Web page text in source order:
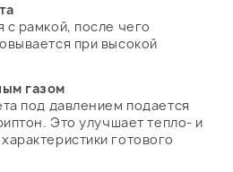
рамкой, после чего
при высокой
газом
под давлением подается
Это улучшает тепло- и
готового